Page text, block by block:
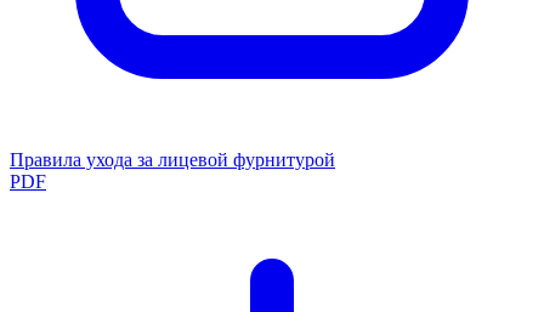
Правила ухода за лицевой фурнитурой
PDF